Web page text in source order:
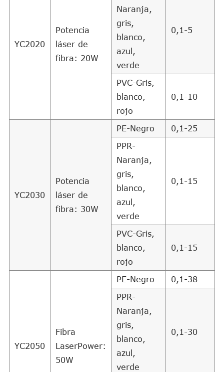
YC2020
Potencia
láser de
fibra: 20W
Naranja,
gris,
blanco,
azul,
verde
0,1-5
PVC-Gris,
blanco,
rojo
0,1-10
YC2030
Potencia
láser de
fibra: 30W
PE-Negro
0,1-25
PPR-
Naranja,
gris,
blanco,
azul,
verde
0,1-15
PVC-Gris,
blanco,
rojo
0,1-15
YC2050
Fibra
LaserPower:
50W
PE-Negro
0,1-38
PPR-
Naranja,
gris,
blanco,
azul,
verde
0,1-30